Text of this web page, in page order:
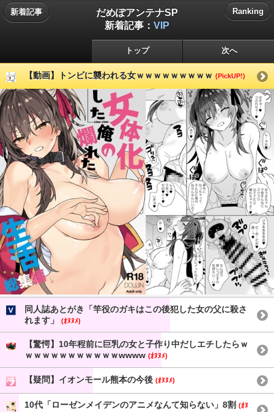
新着記事
だめぽアンテナSP
新着記事： VIP
Ranking
トップ 次へ
【動画】トンビに襲われる女ｗｗｗｗｗｗｗｗｗ (PickUP!)
同人誌あとがき「竿役のガキはこの後犯した女の父に殺さ
れます」
(ｵﾇﾇﾒ)
【驚愕】10年程前に巨乳の女と子作り中だしエチしたらｗ
ｗｗｗｗｗｗｗｗｗｗｗwwww (ｵﾇﾇﾒ)
【疑問】イオンモール熊本の今後 (ｵﾇﾇﾒ)
10代「ローゼンメイデンのアニメなんて知らない」8割 (ｵﾇ